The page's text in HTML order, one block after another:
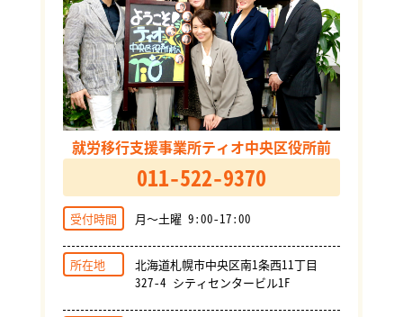
就労移行支援事業所ティオ中央区役所前
011-522-9370
受付時間 月～土曜 9:00-17:00
所在地
北海道札幌市中央区南1条西11丁目
327-4 シティセンタービル1F